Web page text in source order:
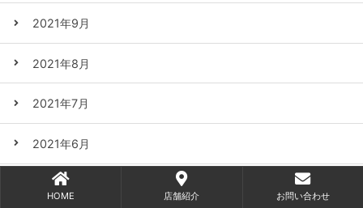
2021年9月
2021年8月
2021年7月
2021年6月
2021年5月
HOME 店舗紹介 お問い合わせ